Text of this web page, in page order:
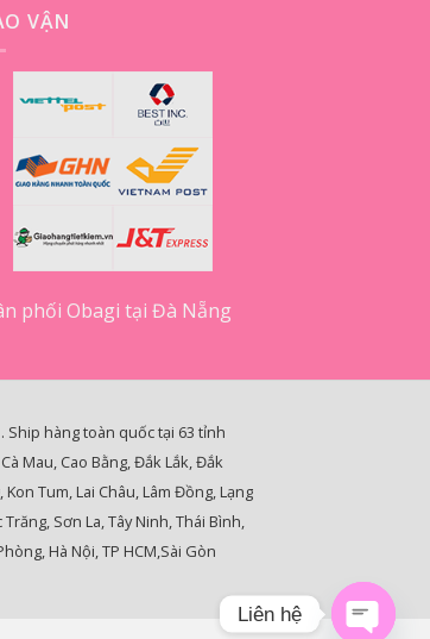
VẬN
phối Obagi tại Đà Nẵng
. Ship hàng toàn quốc tại 63 tỉnh
Mau, Cao Bằng, Đắk Lắk, Đắk
Tum, Lai Châu, Lâm Đồng, Lạng
Sơn La, Tây Ninh, Thái Bình,
Hà Nội, TP HCM,Sài Gòn
Liên hệ